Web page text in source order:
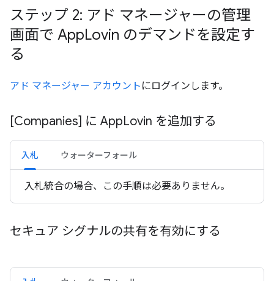
ステップ 2: アド マネージャーの管理
画面で AppLovin のデマンドを設定す
る
アド マネージャー アカウント にログインします。
[Companies] に AppLovin を追加する
入札 ウォーターフォール
入札統合の場合、この手順は必要ありません。
セキュア シグナルの共有を有効にする